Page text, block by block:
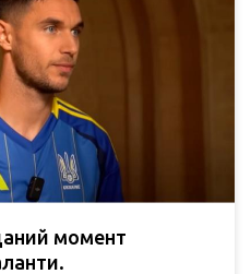
момент